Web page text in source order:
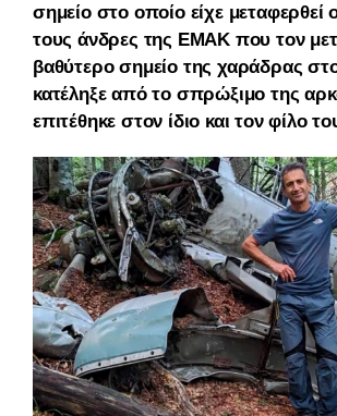
σημείο στο οποίο είχε μεταφερθεί
τους άνδρες της ΕΜΑΚ που τον
βαθύτερο σημείο της χαράδρας
κατέληξε από το σπρώξιμο της
επιτέθηκε στον ίδιο και τον φίλο